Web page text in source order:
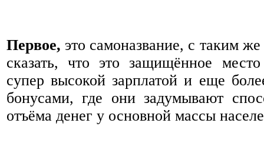
Первое, это самоназвание, с таким
сказать, что это защищённое
супер высокой зарплатой и еще
бонусами, где они задумывают
отъёма денег у основной массы